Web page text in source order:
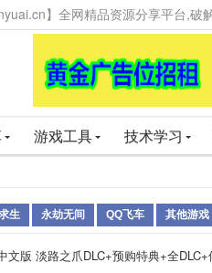
】全网精品资源分享平台,破
游戏工具 技术学习
生 永劫无间 QQ飞车 其他游戏
文版 淡路之爪DLC+预购特典+全DLC+